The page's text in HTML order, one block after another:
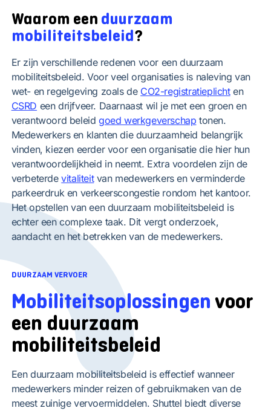
Waarom een duurzaam
mobiliteitsbeleid?
Er zijn verschillende redenen voor een duurzaam
mobiliteitsbeleid. Voor veel organisaties is naleving van
wet- en regelgeving zoals de CO2-registratieplichten
CSRD een drijfveer. Daarnaast wil je met een groen en
verantwoord beleidgoed werkgeverschap tonen.
Medewerkers en klanten die duurzaamheid belangrijk
vinden, kiezen eerder voor een organisatie die hier hun
verantwoordelijkheid in neemt. Extra voordelen zijn de
verbeterdevitaliteitvan medewerkers en verminderde
parkeerdruk en verkeerscongestie rondom het kantoor.
Het opstellen van een duurzaam mobiliteitsbeleid is
echter een complexe taak. Dit vergt onderzoek,
aandacht en het betrekken van de medewerkers.
DUURZAAM VERVOER
Mobiliteitsoplossingen voor
een duurzaam
mobiliteitsbeleid
Een duurzaam mobiliteitsbeleid is effectief wanneer
medewerkers minder reizen of gebruikmaken van de
meest zuinige vervoermiddelen. Shuttel biedt diverse